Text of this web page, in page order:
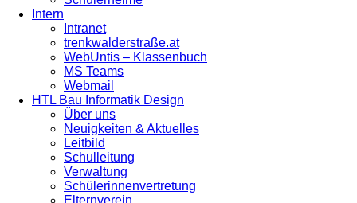
Intern
Intranet
trenkwalderstraße.at
WebUntis – Klassenbuch
MS Teams
Webmail
HTL Bau Informatik Design
Über uns
Neuigkeiten & Aktuelles
Leitbild
Schulleitung
Verwaltung
Schülerinnenvertretung
Elternverein